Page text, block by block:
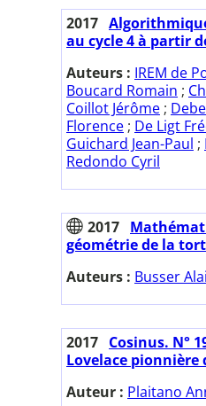
2017
au cycle 4 à partir
Auteurs : IREM de
Boucard Romain ;
Coillot Jérôme ;
Florence ; De Ligt
Guichard Jean-Paul ;
Redondo Cyril
2017
géométrie de la
Auteurs : Busser
2017 Cosinus. N°
Lovelace pionnière
Auteur : Plaitano